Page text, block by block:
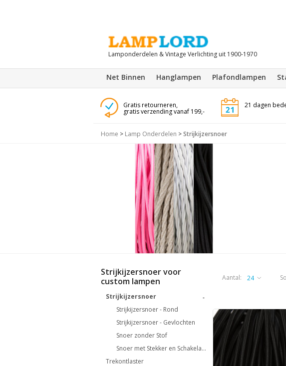
Lamponderdelen & Vintage Verlichting uit 1900-1970
Net Binnen Hanglampen Plafondlampen
Gratis retourneren,
gratis verzending vanaf 199,-
21 dagen
Home > Lamp Onderdelen >Strijkijzersnoer
Strijkijzersnoer voor
custom lampen
Strijkijzersnoer
-
Strijkijzersnoer - Rond
Strijkijzersnoer - Gevlochten
Snoer zonder Stof
Snoer met Stekker en Schakelaar
Trekontlaster
Aantal: